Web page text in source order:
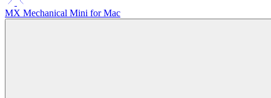
MX Mechanical Mini for Mac